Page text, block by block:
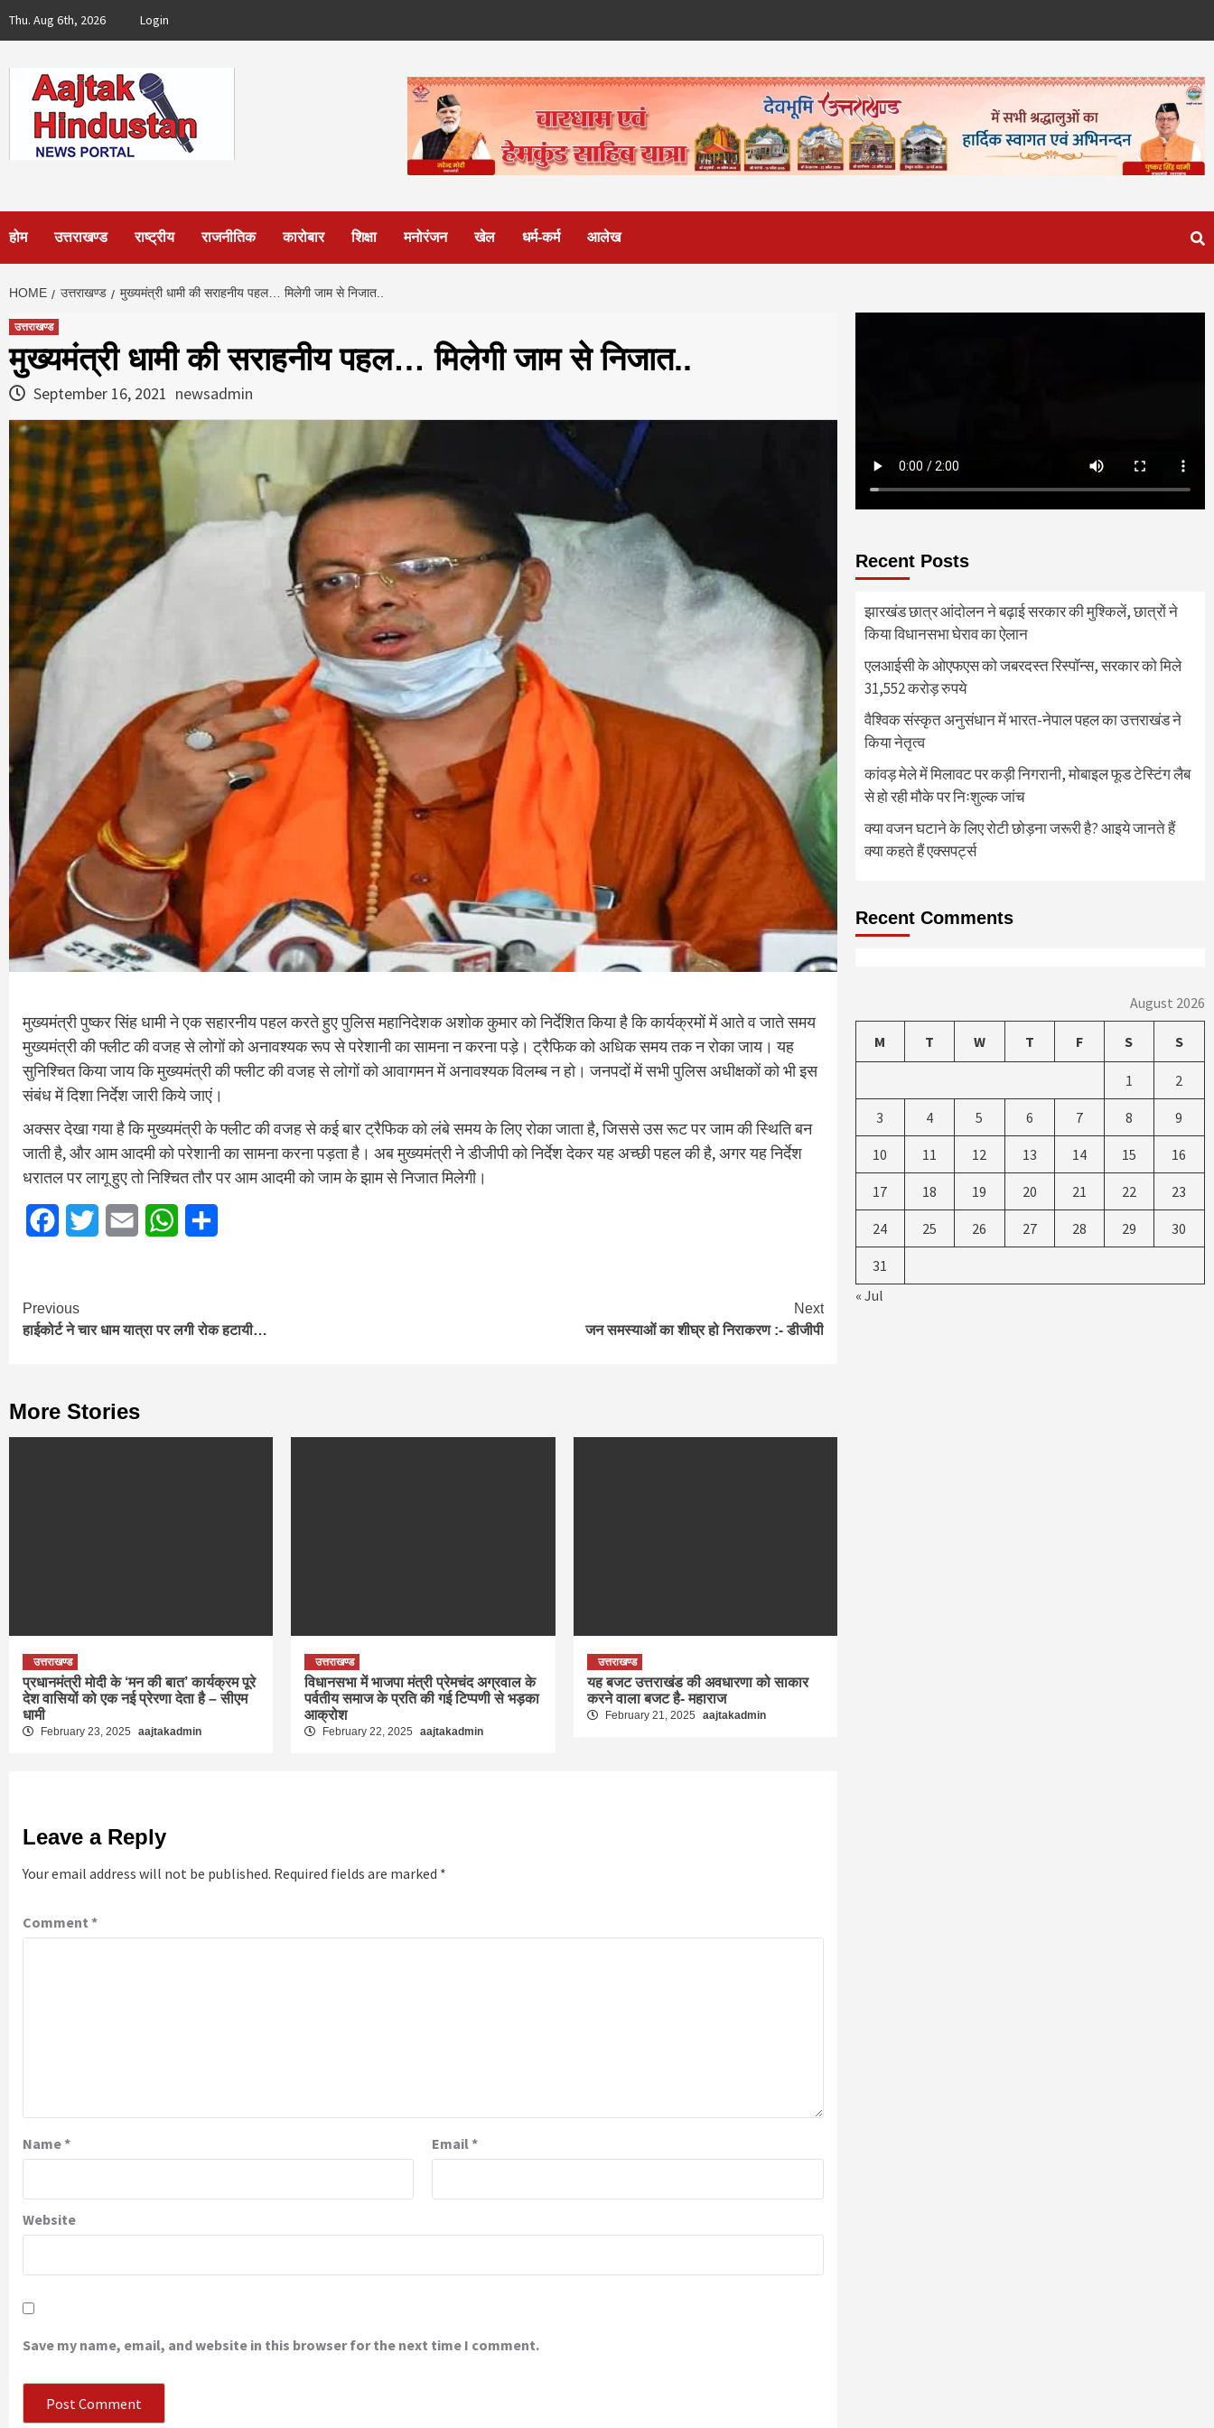
Thu. Aug 6th, 2026 Login
होम उत्तराखण्ड राष्ट्रीय राजनीतिक कारोबार शिक्षा मनोरंजन खेल धर्म-कर्म आलेख
HOME उत्तराखण्ड मुख्यमंत्री धामी की सराहनीय पहल… मिलेगी जाम से निजात..
उत्तराखण्ड
मुख्यमंत्री धामी की सराहनीय पहल… मिलेगी जाम से निजात..
September 16, 2021 newsadmin
मुख्यमंत्री पुष्कर सिंह धामी ने एक सहारनीय पहल करते हुए पुलिस महानिदेशक अशोक कुमार को निर्देशित किया है कि कार्यक्रमों में आते व जाते समय
मुख्यमंत्री की फ्लीट की वजह से लोगों को अनावश्यक रूप से परेशानी का सामना न करना पड़े। ट्रैफिक को अधिक समय तक न रोका जाय। यह
सुनिश्चित किया जाय कि मुख्यमंत्री की फ्लीट की वजह से लोगों को आवागमन में अनावश्यक विलम्ब न हो। जनपदों में सभी पुलिस अधीक्षकों को भी इस
संबंध में दिशा निर्देश जारी किये जाएं।
अक्सर देखा गया है कि मुख्यमंत्री के फ्लीट की वजह से कई बार ट्रैफिक को लंबे समय के लिए रोका जाता है, जिससे उस रूट पर जाम की स्थिति बन
जाती है, और आम आदमी को परेशानी का सामना करना पड़ता है। अब मुख्यमंत्री ने डीजीपी को निर्देश देकर यह अच्छी पहल की है, अगर यह निर्देश
धरातल पर लागू हुए तो निश्चित तौर पर आम आदमी को जाम के झाम से निजात मिलेगी।
FacebookTwitter Email WhatsApp
Continue
Reading
Previous
हाईकोर्ट ने चार धाम यात्रा पर लगी रोक हटायी…
Next
जन समस्याओं का शीघ्र हो निराकरण :- डीजीपी
More Stories
उत्तराखण्ड
प्रधानमंत्री मोदी के ‘मन की बात’ कार्यक्रम पूरे
देश वासियों को एक नई प्रेरणा देता है – सीएम
धामी
February 23, 2025 aajtakadmin
उत्तराखण्ड
विधानसभा में भाजपा मंत्री प्रेमचंद अग्रवाल के
पर्वतीय समाज के प्रति की गई टिप्पणी से भड़का
आक्रोश
February 22, 2025 aajtakadmin
उत्तराखण्ड
यह बजट उत्तराखंड की अवधारणा को साकार
करने वाला बजट है- महाराज
February 21, 2025 aajtakadmin
Leave a Reply
Your email address will not be published. Required fields are marked *
Comment *
Name* Email*
Website
Save my name, email, and website in this browser for the next time I comment.
Recent Posts
झारखंड छात्र आंदोलन ने बढ़ाई सरकार की मुश्किलें, छात्रों ने
किया विधानसभा घेराव का ऐलान
एलआईसी के ओएफएस को जबरदस्त रिस्पॉन्स, सरकार को मिले
31,552 करोड़ रुपये
वैश्विक संस्कृत अनुसंधान में भारत-नेपाल पहल का उत्तराखंड ने
किया नेतृत्व
कांवड़ मेले में मिलावट पर कड़ी निगरानी, मोबाइल फूड टेस्टिंग लैब
से हो रही मौके पर निःशुल्क जांच
क्या वजन घटाने के लिए रोटी छोड़ना जरूरी है? आइये जानते हैं
क्या कहते हैं एक्सपर्ट्स
Recent Comments
August 2026
M T W T F S S
1 2
3 4 5 6 7 8 9
10 11 12 13 14 15 16
17 18 19 20 21 22 23
24 25 26 27 28 29 30
31
« Jul